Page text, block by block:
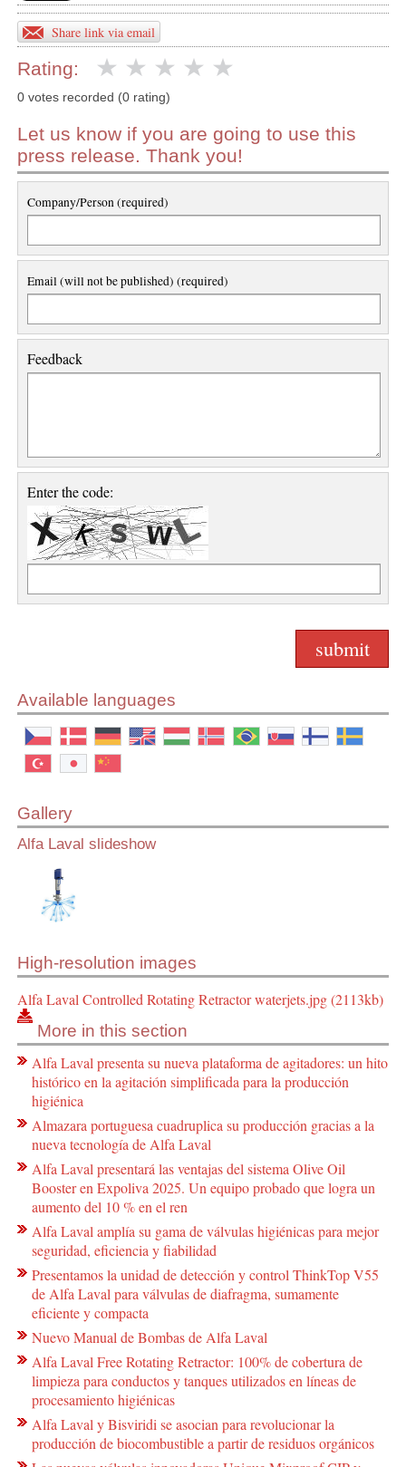
Share link via email
Rating:
0 votes recorded (0 rating)
Let us know if you are going to use this
press release. Thank you!
Company/Person (required)
Email (will not be published) (required)
Feedback
Enter the code:
Available languages
Gallery
Alfa Laval slideshow
High-resolution images
Alfa Laval Controlled Rotating Retractor waterjets.jpg (2113kb)
More in this section
Alfa Laval presenta su nueva plataforma de agitadores: un hito
histórico en la agitación simplificada para la producción
higiénica
Almazara portuguesa cuadruplica su producción gracias a la
nueva tecnología de Alfa Laval
Alfa Laval presentará las ventajas del sistema Olive Oil
Booster en Expoliva 2025. Un equipo probado que logra un
aumento del 10 % en el ren
Alfa Laval amplía su gama de válvulas higiénicas para mejor
seguridad, eficiencia y fiabilidad
Presentamos la unidad de detección y control ThinkTop V55
de Alfa Laval para válvulas de diafragma, sumamente
eficiente y compacta
Nuevo Manual de Bombas de Alfa Laval
Alfa Laval Free Rotating Retractor: 100% de cobertura de
limpieza para conductos y tanques utilizados en líneas de
procesamiento higiénicas
Alfa Laval y Bisviridi se asocian para revolucionar la
producción de biocombustible a partir de residuos orgánicos